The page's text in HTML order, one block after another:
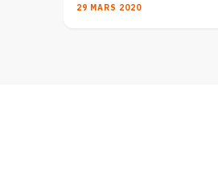
29 MARS 2020